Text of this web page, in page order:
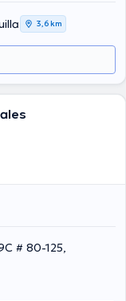
con el ideal de
especialización y
idioma principal
3,6 km
# 80-125,